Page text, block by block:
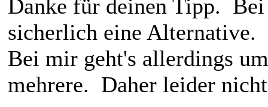
Danke für deinen Tipp.
sicherlich eine Alternative.
Bei mir geht's allerdings
mehrere. Daher leider